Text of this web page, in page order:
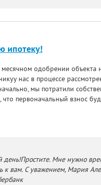
ипотеку!
одобрении объекта
нас в процессе
мы потратили
первоначальный взнос
день!Простите. Мне нужно
к вам. С уважением, Мария